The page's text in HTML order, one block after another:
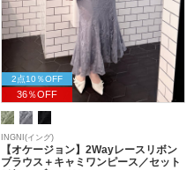
2点10％OFF
36％OFF
INGNI(イング)
【オケージョン】2Wayレースリボン
ブラウス＋キャミワンピース／セット